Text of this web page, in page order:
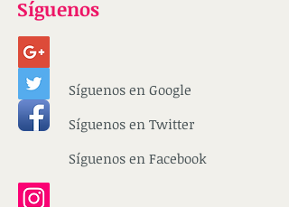
Mostrar precios en:
Síguenos
Síguenos en Google
Síguenos en Twitter
Síguenos en Facebook